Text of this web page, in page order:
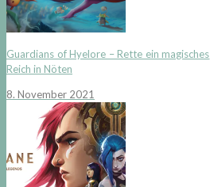
Guardians of Hyelore – Rette ein magisches
Reich in Nöten
8. November 2021